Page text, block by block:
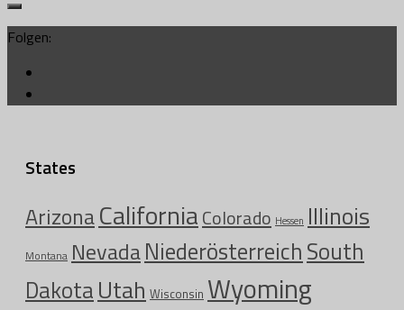
Folgen:
States
ArizonaCaliforniaColorado Hessen Illinois
Montana NevadaNiederösterreichSouth
DakotaUtah Wisconsin Wyoming